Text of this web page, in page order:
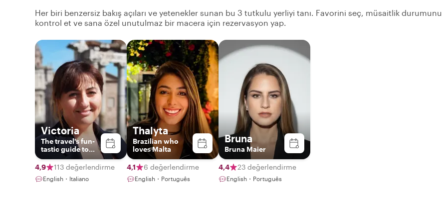
Her biri benzersiz bakış açıları ve yetenekler sunan bu 3 tutkulu yerliyi tanı. Favorini seç, müsaitlik durumunu
kontrol et ve sana özel unutulmaz bir macera için rezervasyon yap.
Victoria
The travel's fun-
tastic guide to
exploring Malta!
4,9
113 değerlendirme
English・Italiano
Thalyta
Brazilian who
loves Malta
4,1 6 değerlendirme
English・Português
Bruna
Bruna Maier
4,4 23 değerlendirme
English・Português